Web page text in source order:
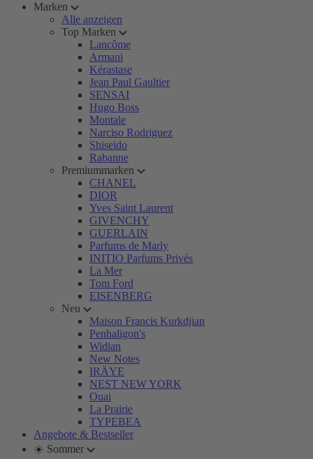
Marken
Alle anzeigen
Top Marken
Lancôme
Armani
Kérastase
Jean Paul Gaultier
SENSAI
Hugo Boss
Montale
Narciso Rodriguez
Shiseido
Rabanne
Premiummarken
CHANEL
DIOR
Yves Saint Laurent
GIVENCHY
GUERLAIN
Parfums de Marly
INITIO Parfums Privés
La Mer
Tom Ford
EISENBERG
Neu
Maison Francis Kurkdjian
Penhaligon's
Widian
New Notes
IRÄYE
NEST NEW YORK
Ouai
La Prairie
TYPEBEA
Angebote & Bestseller
☀️ Sommer